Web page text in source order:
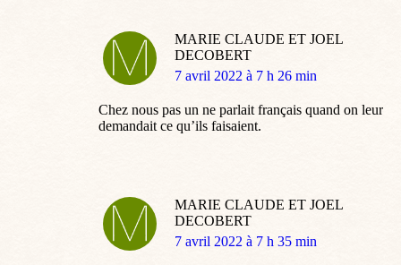
MARIE CLAUDE ET JOEL
DECOBERT
dit
7 avril 2022 à 7 h 26 min
Chez nous pas un ne parlait français quand on leur
demandait ce qu’ils faisaient.
MARIE CLAUDE ET JOEL
DECOBERT
dit
7 avril 2022 à 7 h 35 min